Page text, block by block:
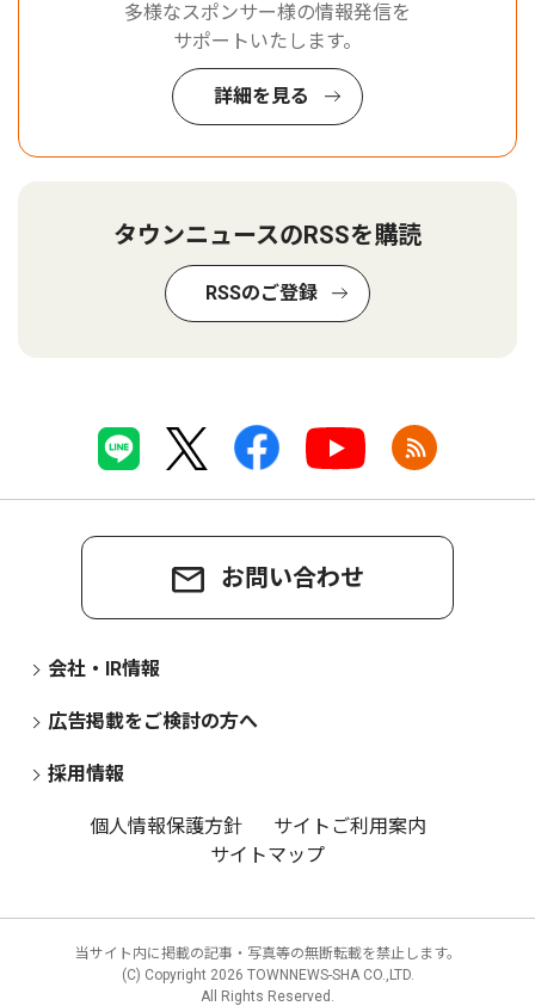
多様なスポンサー様の情報発信を
サポートいたします。
詳細を見る
タウンニュースのRSSを購読
RSSのご登録
お問い合わせ
会社・IR情報
広告掲載をご検討の方へ
採用情報
個人情報保護方針
サイトご利用案内
サイトマップ
当サイト内に掲載の記事・写真等の無断転載を禁止します。
(C) Copyright 2026 TOWNNEWS-SHA CO.,LTD.
All Rights Reserved.